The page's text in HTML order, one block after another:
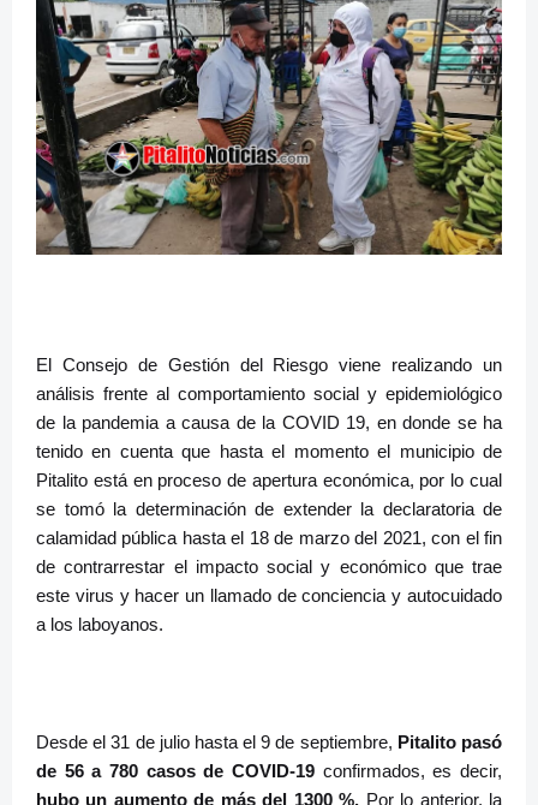
El Consejo de Gestión del Riesgo viene realizando un
análisis frente al comportamiento social y epidemiológico
de la pandemia a causa de la COVID 19, en donde se ha
tenido en cuenta que hasta el momento el municipio de
Pitalito está en proceso de apertura económica, por lo cual
se tomó la determinación de extender la declaratoria de
calamidad pública hasta el 18 de marzo del 2021, con el fin
de contrarrestar el impacto social y económico que trae
este virus y hacer un llamado de conciencia y autocuidado
a los laboyanos.
Desde el 31 de julio hasta el 9 de septiembre, Pitalito pasó
de 56 a 780 casos de COVID-19 confirmados, es decir,
hubo un aumento de más del 1300 %. Por lo anterior, la